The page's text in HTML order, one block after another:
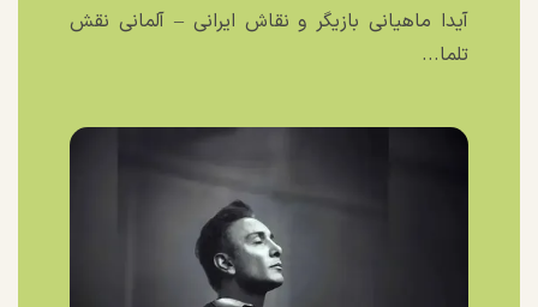
آیدا ماهیانی بازیگر و نقاش ایرانی – آلمانی نقش
تلما...